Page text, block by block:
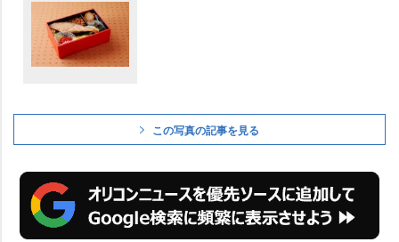
この写真の記事を見る